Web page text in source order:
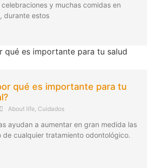
y muchas comidas en
durante estos
qué es importante para tu
About life, Cuidados
ayudan a aumentar en gran medida las
de cualquier tratamiento odontológico.